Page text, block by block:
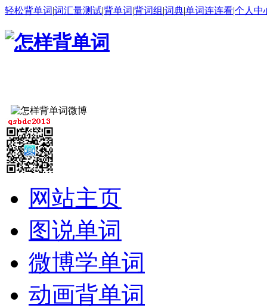
轻松背单词|词汇量测试|背单词|背词组 |词典|单词连连看|个人中
网站主页
图说单词
微博学单词
动画背单词